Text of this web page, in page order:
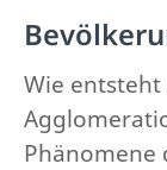
Wie
Phänomene